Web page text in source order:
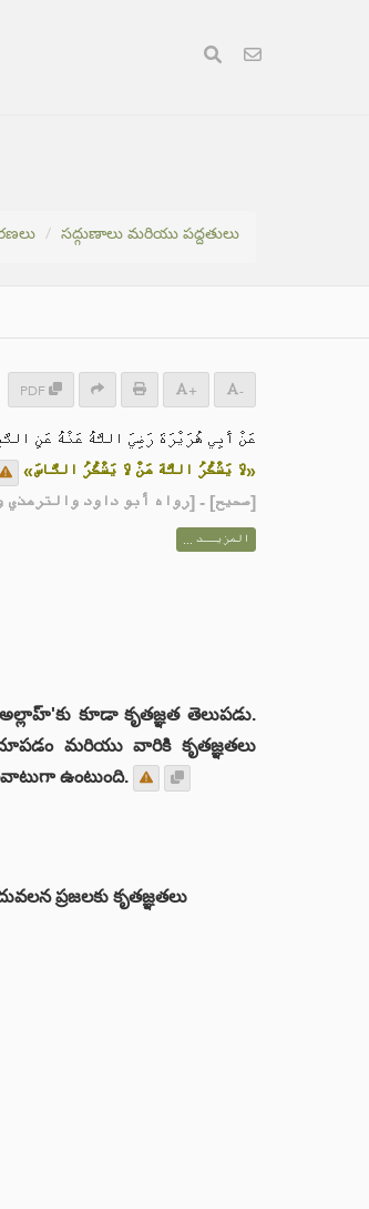
సద్గుణాలు మరియు పద్దతులు
PDF + -
عَنْ أَبِي هُرَيْرَةَ رَضِيَ اللَّهُ عَنْهُ عَنِ
«لَا يَشْكُرُ اللَّهَ مَنْ لَا يَشْكُرُ النَّاسَ»
[صحيح] - [رواه أبو داود والترمذي
المزيــد ...
కూడా కృతజ్ఞత తెలుపడు.
మరియు వారికి కృతజ్ఞతలు
ఉంటుంది.
ప్రజలకు కృతజ్ఞతలు